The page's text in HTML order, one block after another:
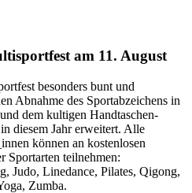
am 11. August
besonders bunt und
Abnahme des Sportabzeichens in
dem kultigen Handtaschen-
diesem Jahr erweitert. Alle
können an kostenlosen
Sportarten teilnehmen:
Judo, Linedance, Pilates, Qigong,
Zumba.